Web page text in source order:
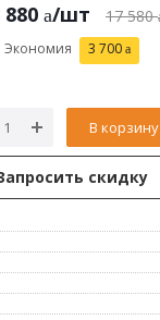
880 /шт 17 580
Экономия 3 700
В корзину
скидку